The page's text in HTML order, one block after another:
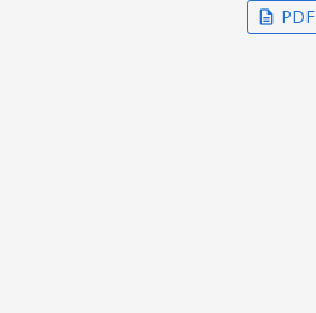
description PDF